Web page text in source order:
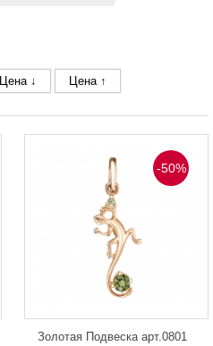
Цена ↓ Цена ↑
-50%
Золотая Подвеска арт.0801